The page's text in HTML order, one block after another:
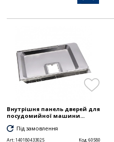
Внутрішня панель дверей для
посудомийної машини...
Під замовлення
Art:140180433025 Код:60580